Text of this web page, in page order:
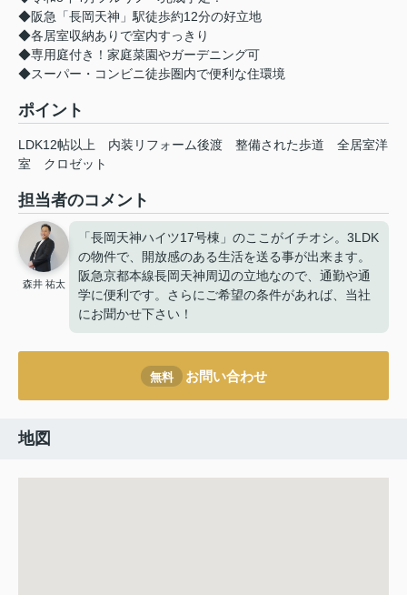
◆阪急「長岡天神」駅徒歩約12分の好立地
◆各居室収納ありで室内すっきり
◆専用庭付き！家庭菜園やガーデニング可
◆スーパー・コンビニ徒歩圏内で便利な住環境
ポイント
LDK12帖以上 内装リフォーム後渡 整備された歩道
全居室洋
室
クロゼット
担当者のコメント
森井 祐太
「長岡天神ハイツ17号棟」のここがイチオシ。3LDK
の物件で、開放感のある生活を送る事が出来ます。
阪急京都本線長岡天神周辺の立地なので、通勤や通
学に便利です。さらにご希望の条件があれば、当社
にお聞かせ下さい！
無料 お問い合わせ
地図